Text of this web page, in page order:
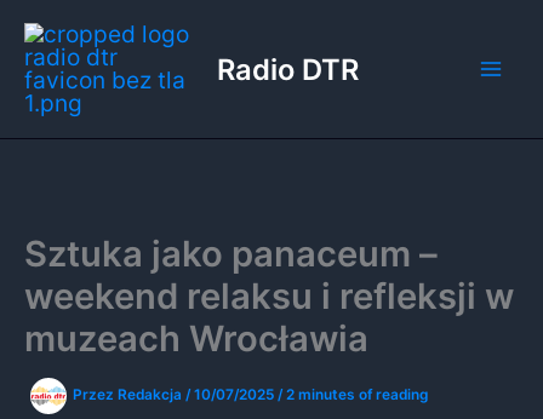
Przejdź
do
treści
Radio DTR
Sztuka jako panaceum –
weekend relaksu i refleksji w
muzeach Wrocławia
Przez Redakcja /10/07/2025 /2 minutes of reading